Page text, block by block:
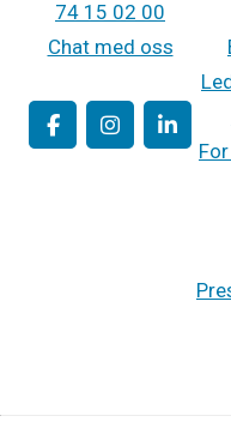
74 15 02 00
Chat med oss